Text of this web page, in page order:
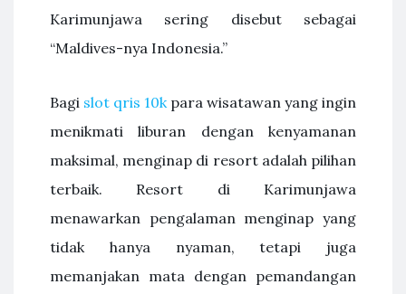
Karimunjawa sering disebut sebagai
“Maldives-nya Indonesia.”
Bagi slot qris 10k para wisatawan yang ingin
menikmati liburan dengan kenyamanan
maksimal, menginap di resort adalah pilihan
terbaik. Resort di Karimunjawa
menawarkan pengalaman menginap yang
tidak hanya nyaman, tetapi juga
memanjakan mata dengan pemandangan